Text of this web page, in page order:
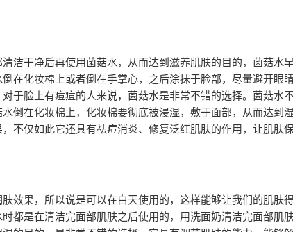
干净后再使用菌菇水，从而达到滋养肌肤的目的，菌菇水
在化妆棉上或者倒在手掌心，之后涂抹于脸部，尽量避开眼
于脸上有痘痘的人来说，菌菇水是非常不错的选择。菌菇水
倒在化妆棉上，化妆棉要彻底被浸湿，敷于面部，从而达到
不仅如此它还具有祛痘消炎、修复泛红肌肤的作用，让肌肤
果，所以说是可以在白天使用的，这样能够让我们的肌肤
都是在清洁完面部肌肤之后使用的，用洗面奶清洁完面部肌